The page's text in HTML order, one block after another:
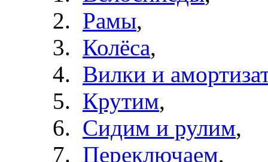
Рамы,
Колёса,
Вилки и
Крутим,
Сидим и рулим,
Переключаем,